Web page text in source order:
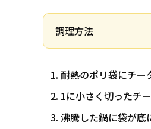
調理方法
耐熱のポリ袋にチー
1に小さく切ったチ
沸騰した鍋に袋が底